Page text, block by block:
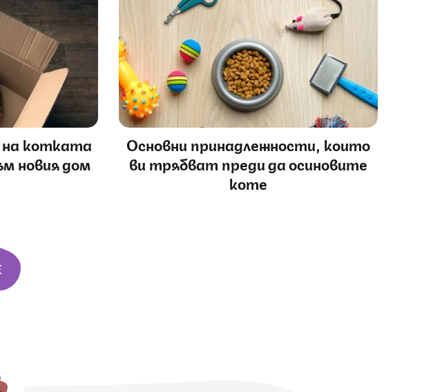
на котката
новия дом
Основни принадлежности, които
ви трябват преди да осиновите
коте